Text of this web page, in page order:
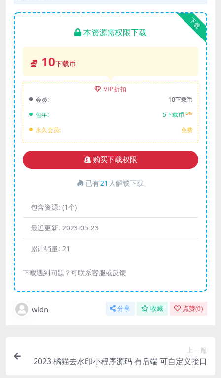
下载
本资源需权限下载
10下载币
VIP折扣
会员:
10下载币
包年:
5下载币 5折
永久会员: 免费
购买下载权限
已有21 人解锁下载
包含资源: (1个)
最近更新: 2023-05-23
累计销量: 21
下载遇到问题？可联系客服或反馈
wldn 分享 收藏 点赞(0)
上一篇
2023 橘猫去水印小程序源码 有后端 可自定义接口